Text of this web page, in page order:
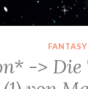
FANTASY
->